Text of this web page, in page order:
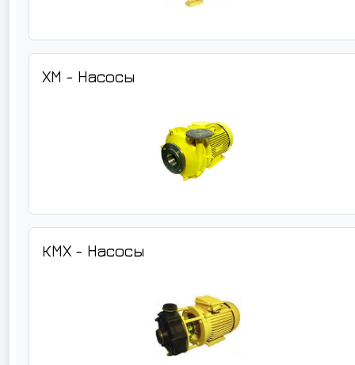
ХМ - Насосы
КМХ - Насосы